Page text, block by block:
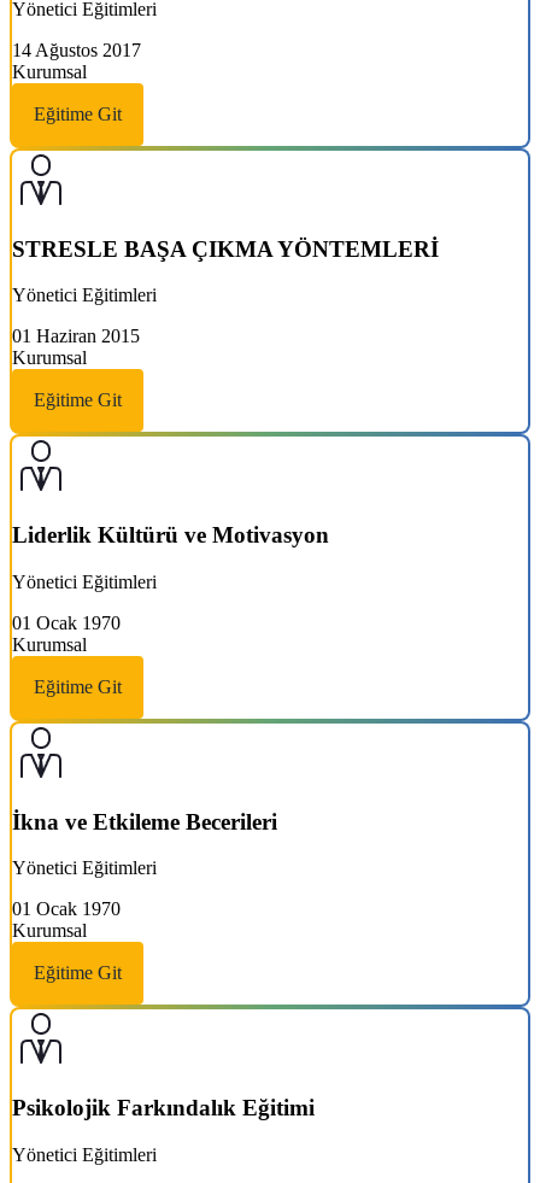
Yönetici Eğitimleri
14 Ağustos 2017
Kurumsal
Eğitime Git
STRESLE BAŞA ÇIKMA YÖNTEMLERİ
Yönetici Eğitimleri
01 Haziran 2015
Kurumsal
Eğitime Git
Liderlik Kültürü ve Motivasyon
Yönetici Eğitimleri
01 Ocak 1970
Kurumsal
Eğitime Git
İkna ve Etkileme Becerileri
Yönetici Eğitimleri
01 Ocak 1970
Kurumsal
Eğitime Git
Psikolojik Farkındalık Eğitimi
Yönetici Eğitimleri